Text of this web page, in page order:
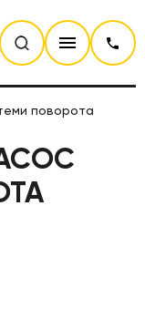
поворота